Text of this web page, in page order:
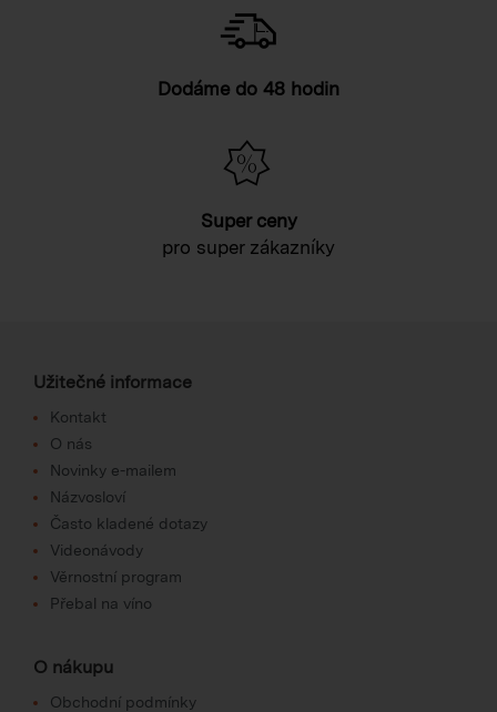
Dodáme do 48 hodin
Super ceny
pro super zákazníky
Užitečné informace
Kontakt
O nás
Novinky e-mailem
Názvosloví
Často kladené dotazy
Videonávody
Věrnostní program
Přebal na víno
O nákupu
Obchodní podmínky